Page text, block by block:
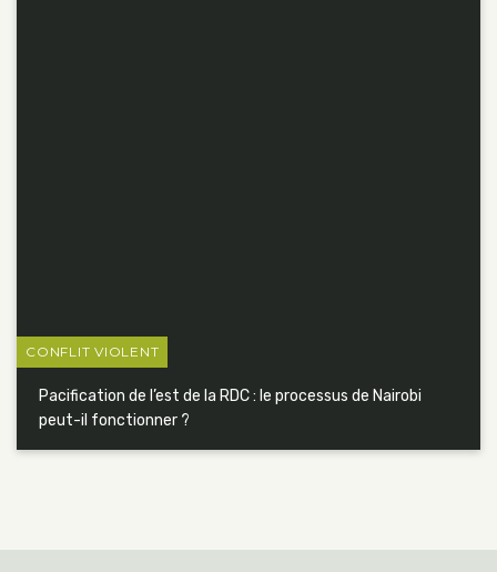
Pacification de l’est de la RDC : le processus de Nairobi
peut-il fonctionner ?
CONFLIT VIOLENT